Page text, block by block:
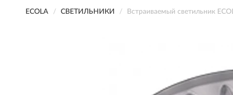
ECOLA СВЕТИЛЬНИКИ Встраиваемый светильник